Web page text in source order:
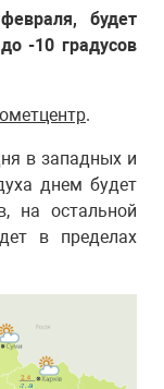
будет
-10 градусов
.
в западных и
днем будет
на остальной
в пределах